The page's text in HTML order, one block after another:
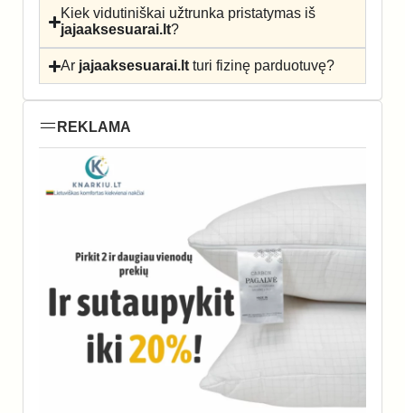
Kiek vidutiniškai užtrunka pristatymas iš
jajaaksesuarai.lt?
Ar jajaaksesuarai.lt turi fizinę parduotuvę?
REKLAMA